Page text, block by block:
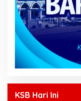
KSB Hari Ini